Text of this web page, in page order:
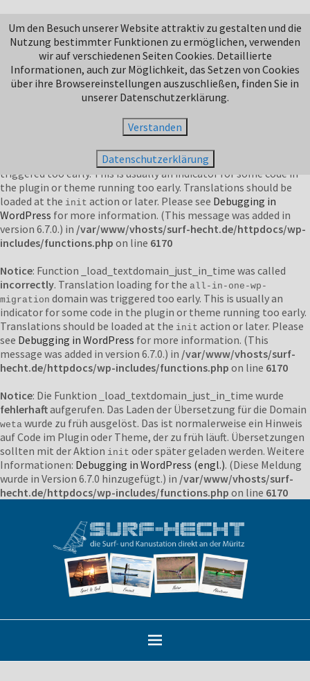
Notice : Function _load_textdomain_just_in_time was called
incorrectly. Translation loading for the jetpackdomain was
triggered too early. This is usually an indicator for some code in
the plugin or theme running too early. Translations should be
loaded at the init action or later. Please seeDebugging in
WordPressfor more information. (This message was added in
/var/www/vhosts/surf-hecht.de/httpdocs/wp-
on line6170
. Translation loading for theduplicator
triggered too early. This is usually an indicator for some code in
the plugin or theme running too early. Translations should be
loaded at the init action or later. Please see Debugging in
WordPress for more information. (This message was added in
version 6.7.0.) in /var/www/vhosts/surf-hecht.de/httpdocs/wp-
includes/functions.php on line 6170
Notice: Function _load_textdomain_just_in_time was called
incorrectly. Translation loading for the all-in-one-wp-
migration domain was triggered too early. This is usually an
indicator for some code in the plugin or theme running too early.
Translations should be loaded at the init action or later. Please
see Debugging in WordPress for more information. (This
message was added in version 6.7.0.) in /var/www/vhosts/surf-
hecht.de/httpdocs/wp-includes/functions.php on line 6170
Notice: Die Funktion _load_textdomain_just_in_time wurde
fehlerhaftaufgerufen. Das Laden der Übersetzung für die Domain
weta wurde zu früh ausgelöst. Das ist normalerweise ein Hinweis
auf Code im Plugin oder Theme, der zu früh läuft. Übersetzungen
sollten mit der Aktion init oder später geladen werden. Weitere
Informationen: Debugging in WordPress (engl.). (Diese Meldung
wurde in Version 6.7.0 hinzugefügt.) in /var/www/vhosts/surf-
hecht.de/httpdocs/wp-includes/functions.php on line 6170
Um den Besuch unserer Website attraktiv zu gestalten und die
Nutzung bestimmter Funktionen zu ermöglichen, verwenden
wir auf verschiedenen Seiten Cookies. Detaillierte
Informationen, auch zur Möglichkeit, das Setzen von Cookies
über ihre Browsereinstellungen auszuschließen, finden Sie in
unserer Datenschutzerklärung.
Verstanden
Datenschutzerklärung